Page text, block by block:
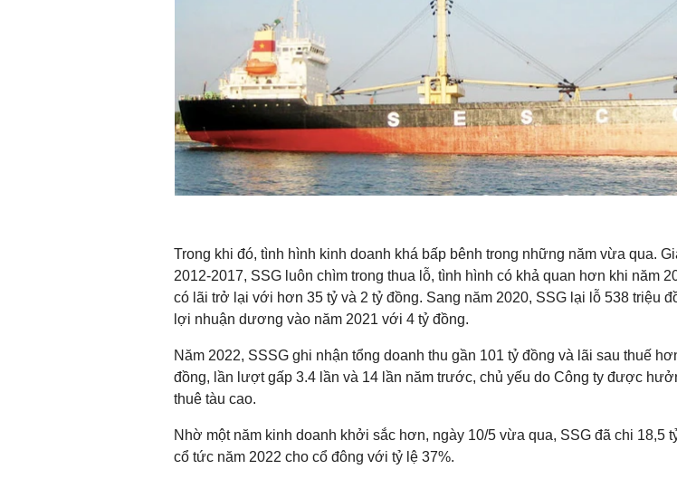
Trong khi đó, tình hình kinh doanh khá bấp bênh trong những năm vừa qua.
2012-2017, SSG luôn chìm trong thua lỗ, tình hình có khả quan hơn khi năm
có lãi trở lại với hơn 35 tỷ và 2 tỷ đồng. Sang năm 2020, SSG lại lỗ 538 triệu
lợi nhuận dương vào năm 2021 với 4 tỷ đồng.
Năm 2022, SSSG ghi nhận tổng doanh thu gần 101 tỷ đồng và lãi sau thuế
đồng, lần lượt gấp 3.4 lần và 14 lần năm trước, chủ yếu do Công ty được
thuê tàu cao.
Nhờ một năm kinh doanh khởi sắc hơn, ngày 10/5 vừa qua, SSG đã chi 18,5
cổ tức năm 2022 cho cổ đông với tỷ lệ 37%.